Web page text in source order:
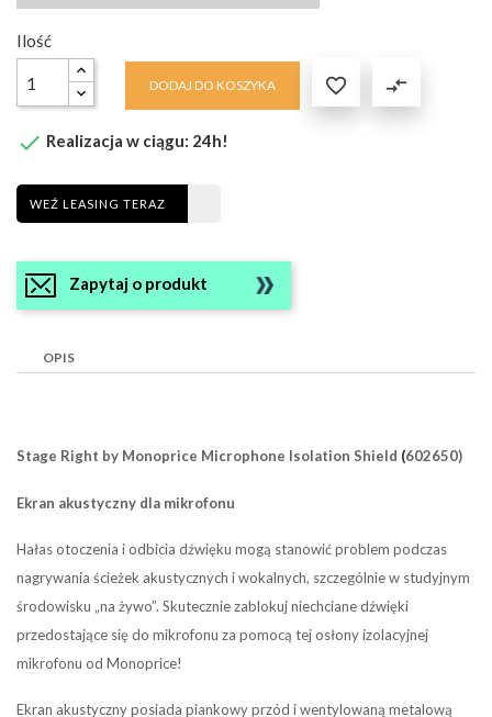
Ilość
DODAJ DO KOSZYKA  compare_arrows
 Realizacja w ciągu: 24h!
WEŹ LEASING TERAZ
Zapytaj o produkt
OPIS
Stage Right by Monoprice Microphone Isolation Shield (602650)
Ekran akustyczny dla mikrofonu
Hałas otoczenia i odbicia dźwięku mogą stanowić problem podczas
nagrywania ścieżek akustycznych i wokalnych, szczególnie w studyjnym
środowisku „na żywo”. Skutecznie zablokuj niechciane dźwięki
przedostające się do mikrofonu za pomocą tej osłony izolacyjnej
mikrofonu od Monoprice!
Ekran akustyczny posiada piankowy przód i wentylowaną metalową